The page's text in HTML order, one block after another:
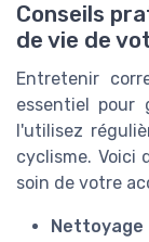
Conseils
de vie de
Entretenir
essentiel pour
l'utilisez
cyclisme. Voici
soin de votre